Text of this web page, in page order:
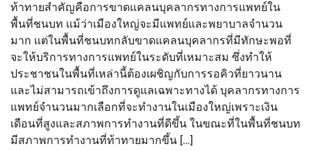
ท้าทายสำคัญคือการขาดแคลนบุคลากรทางการแพทย์ใน
พื้นที่ชนบท แม้ว่าเมืองใหญ่จะมีแพทย์และพยาบาลจำนวน
มาก แต่ในพื้นที่ชนบทกลับขาดแคลนบุคลากรที่มีทักษะพอที่
จะให้บริการทางการแพทย์ในระดับที่เหมาะสม ซึ่งทำให้
ประชาชนในพื้นที่เหล่านี้ต้องเผชิญกับการรอคิวที่ยาวนาน
และไม่สามารถเข้าถึงการดูแลเฉพาะทางได้ บุคลากรทางการ
แพทย์จำนวนมากเลือกที่จะทำงานในเมืองใหญ่เพราะเงิน
เดือนที่สูงและสภาพการทำงานที่ดีขึ้น ในขณะที่ในพื้นที่ชนบท
มีสภาพการทำงานที่ท้าทายมากขึ้น […]